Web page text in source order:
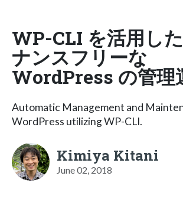
WP-CLI を活用し
ナンスフリーな
WordPress の管理
Automatic Management and
WordPress utilizing WP-CLI.
Kimiya Kitani
June 02, 2018